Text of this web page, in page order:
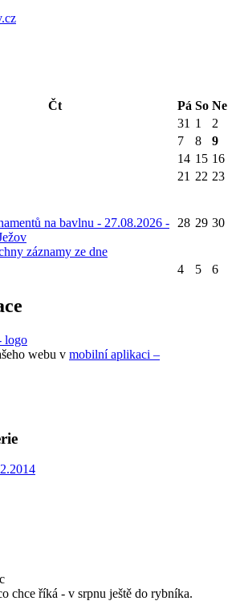
Čt Pá So Ne
31 1
2
7 8
9
14 15 16
21 22 23
na bavlnu - 27.08.2026 -
záznamy ze dne
28 29 30
4 5 6
webu v mobilní aplikaci –
chce říká - v srpnu ještě do rybníka.